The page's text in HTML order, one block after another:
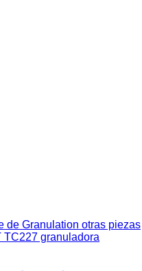
de Granulation otras piezas
TC227 granuladora